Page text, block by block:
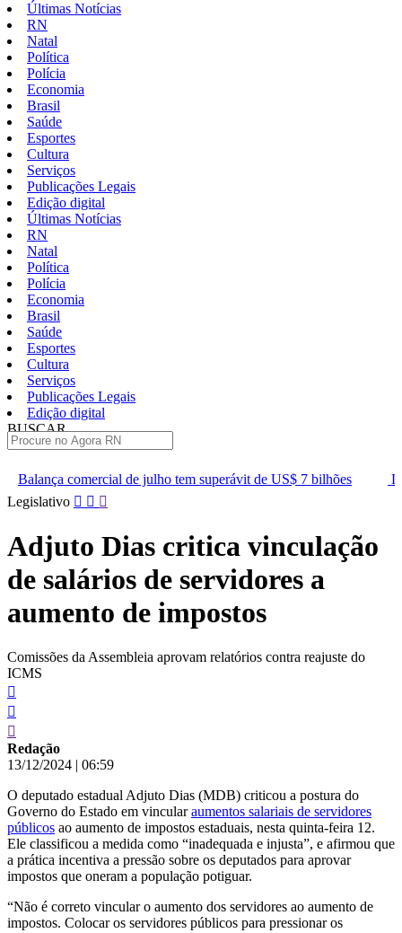
Últimas Notícias
RN
Natal
Política
Polícia
Economia
Brasil
Saúde
Esportes
Cultura
Serviços
Publicações Legais
Edição digital
Últimas Notícias
RN
Natal
Política
Polícia
Economia
Brasil
Saúde
Esportes
Cultura
Serviços
Publicações Legais
Edição digital
BUSCAR
julho tem superávit de US$ 7 bilhões
Lei que aumenta
Pular
para
conteúdo
Legislativo
Adjuto Dias critica vinculação
de salários de servidores a
aumento de impostos
Comissões da Assembleia aprovam relatórios contra reajuste do
ICMS
Redação
13/12/2024 | 06:59
O deputado estadual Adjuto Dias (MDB) criticou a postura do
Governo do Estado em vincularaumentos salariais de servidores
públicos ao aumento de impostos estaduais, nesta quinta-feira 12.
Ele classificou a medida como “inadequada e injusta”, e afirmou que
a prática incentiva a pressão sobre os deputados para aprovar
impostos que oneram a população potiguar.
“Não é correto vincular o aumento dos servidores ao aumento de
impostos. Colocar os servidores públicos para pressionar os